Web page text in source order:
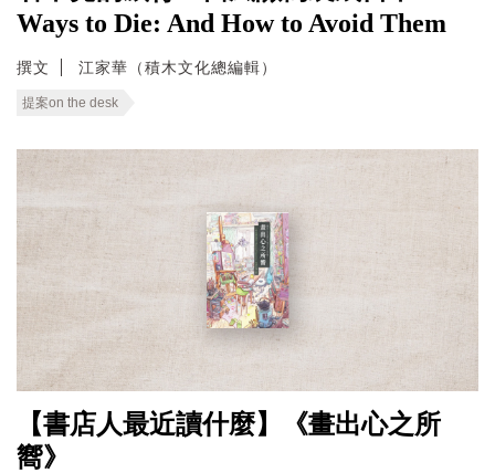
Ways to Die: And How to Avoid Them
撰文 江家華（積木文化總編輯）
提案on the desk
【書店人最近讀什麼】《畫出心之所
嚮》